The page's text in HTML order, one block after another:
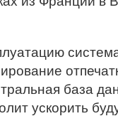
база
ускорить